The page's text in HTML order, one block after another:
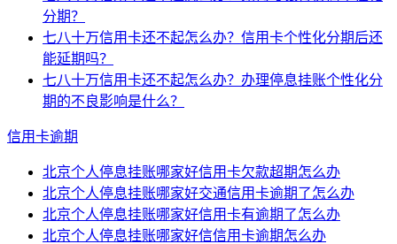
分期？
七八十万信用卡还不起怎么办？信用卡个性化分期后还
能延期吗？
七八十万信用卡还不起怎么办？办理停息挂账个性化分
期的不良影响是什么？
信用卡逾期
北京个人停息挂账哪家好信用卡欠款超期怎么办
北京个人停息挂账哪家好交通信用卡逾期了怎么办
北京个人停息挂账哪家好信用卡有逾期了怎么办
北京个人停息挂账哪家好信信用卡逾期怎么办